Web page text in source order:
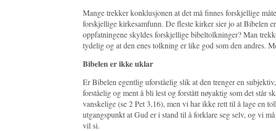
Mange trekker konklusjonen at det må finnes forskjellige
forskjellige kirkesamfunn. De fleste kirker sier jo at Bibelen
oppfatningene skyldes forskjellige bibeltolkninger? Man
tydelig og at den enes tolkning er like god som den andres.
Bibelen er ikke uklar
Er Bibelen egentlig uforståelig slik at den trenger en
forståelig og ment å bli lest og forstått nøyaktig som det står
vanskelige (se 2 Pet 3,16), men vi har ikke rett til å lage en
utgangspunkt at Gud er i stand til å forklare seg selv, og vi
vil si.